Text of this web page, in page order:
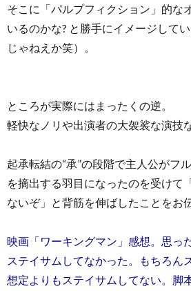
そこに「パルプフィクション」的な
いるのかな? と勝手にイメージして
じゃねえか笑）。
ところが実際にはまったくの逆。
軽快なノリや出演者の大袈裟な演技
起承転結の“承”の段階で主人公がフ
を摘出する羽目になったのを受けて
ないぞ」と背筋を伸ばしたことをお
映画「ワーキングマン」感想。思っ
ステイサムしてなかった。もちろん
想定よりもステイサムしてない。脚